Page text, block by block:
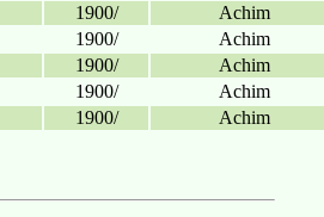
1900/
Achim
1900/
Achim
1900/
Achim
1900/
Achim
1900/ Achim